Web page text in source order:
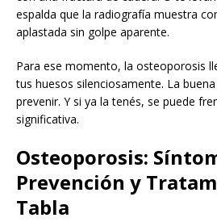
espalda que la radiografía muestra
aplastada sin golpe aparente.
Para ese momento, la osteoporosis
tus huesos silenciosamente. La
prevenir. Y si ya la tenés, se puede
significativa.
Osteoporosis:
Prevención y
Tabla